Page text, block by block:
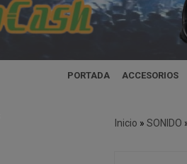
PORTADA ACCESORIOS
Inicio » SONIDO